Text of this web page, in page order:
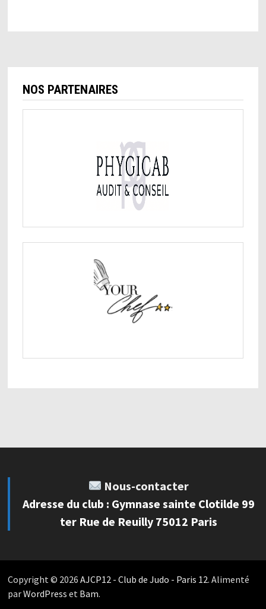
NOS PARTENAIRES
Nous-contacter
Adresse du club : Gymnase sainte Clotilde 99
ter Rue de Reuilly 75012 Paris
Copyright © 2026 AJCP12 - Club de Judo - Paris 12. Alimenté
parWordPress et Bam.